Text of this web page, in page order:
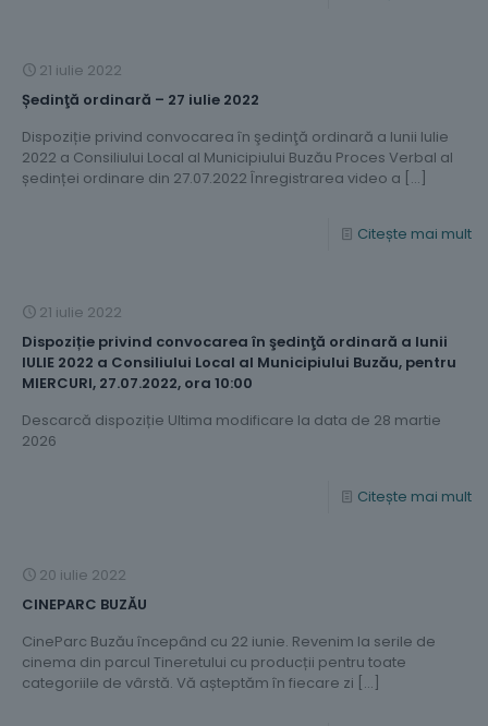
21 iulie 2022
Ședinţă ordinară – 27 iulie 2022
Dispoziție privind convocarea în şedinţă ordinară a lunii Iulie
2022 a Consiliului Local al Municipiului Buzău Proces Verbal al
ședinței ordinare din 27.07.2022 Înregistrarea video a […]
Citește mai mult
21 iulie 2022
Dispoziție privind convocarea în şedinţă ordinară a lunii
IULIE 2022 a Consiliului Local al Municipiului Buzău, pentru
MIERCURI, 27.07.2022, ora 10:00
Descarcă dispoziție Ultima modificare la data de 28 martie
2026
Citește mai mult
20 iulie 2022
CINEPARC BUZĂU
CineParc Buzău începând cu 22 iunie. Revenim la serile de
cinema din parcul Tineretului cu producții pentru toate
categoriile de vârstă. Vă așteptăm în fiecare zi […]